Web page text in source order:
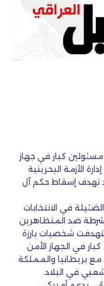
كبار في جهاز
الأزمة البحرينية
تهدف إسقاط حكم آل
في الانتخابات
ضد المتظاهرين
شخصيات بارزة
في الجهاز الأمن
بريطانيا والمملكة
في البلاد.